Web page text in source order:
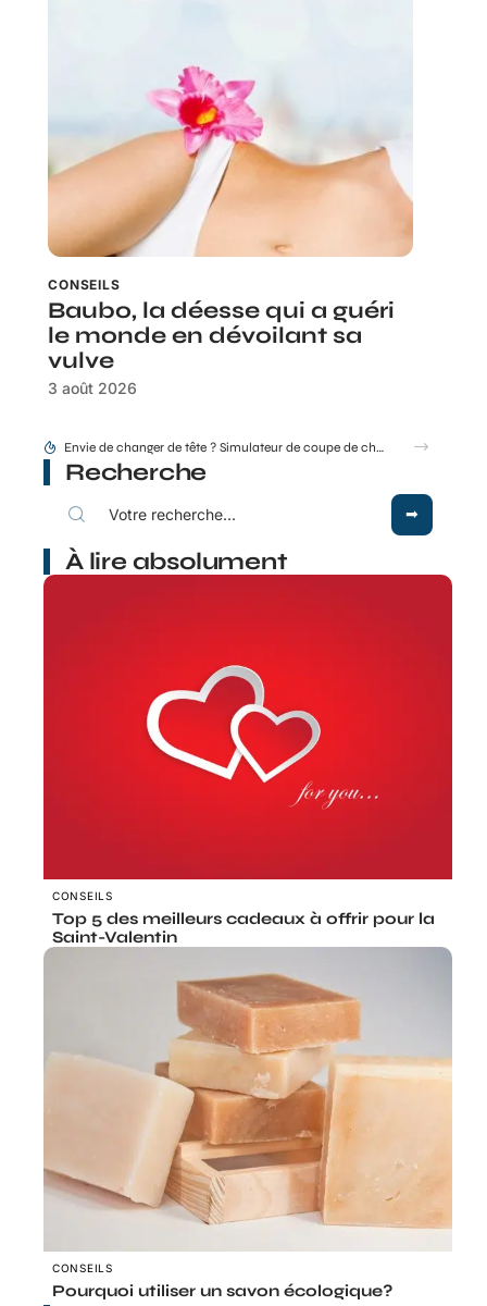
CONSEILS
Baubo, la déesse qui a guéri
le monde en dévoilant sa
vulve
3 août 2026
Idée coupe de cheveux thebeautyandthegeek.fr pour cheveux courts mais féminins
Recherche
À lire absolument
CONSEILS
Top 5 des meilleurs cadeaux à offrir pour la
Saint-Valentin
CONSEILS
Pourquoi utiliser un savon écologique?